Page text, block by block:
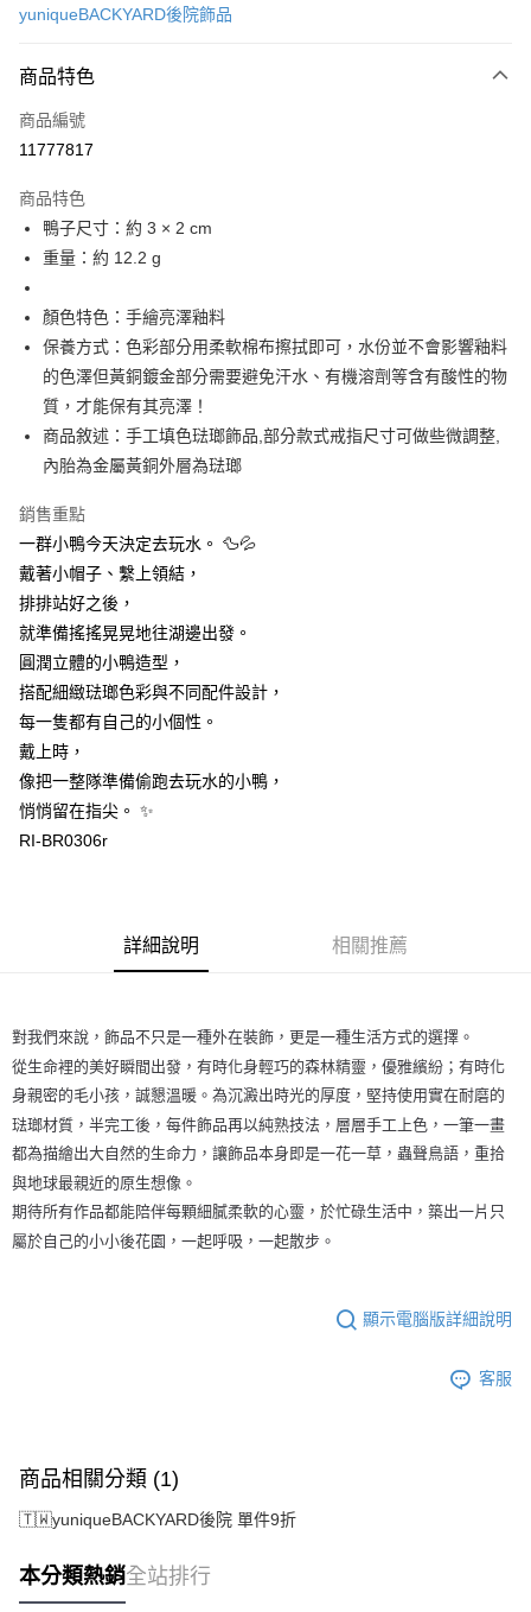
3 期 0 利率 每期
合作金庫商業銀行
上海商業儲蓄銀行
臺灣中小企業銀行
匯豐（台灣）商業銀行
聯邦商業銀行
玉山商業銀行
台灣樂天信用卡公司
合作金庫商業銀行
上海商業儲蓄銀行
國泰世華商業銀行
匯豐（台灣）商業銀行
元大商業銀行
玉山商業銀行
星展（台灣）商業銀行
台新國際商業銀行
中國信託商業銀行
LINE Pay
Apple Pay
悠遊付
Google Pay
全盈+PAY
ATM付款
運送方式
付款後全家取貨
付款後萊爾富取貨
每筆NT$60
每筆NT$60
宅配
每筆NT$60，滿NT$1,000(含以上)免運費
海外配送
yuniqueBACKYARD後院飾品
商品特色
商品編號
11777817
商品特色
鴨子尺寸：約 3 × 2 cm
重量：約 12.2 g
顏色特色：手繪亮澤釉料
保養方式：色彩部分用柔軟棉布擦拭即可，水份並不會影響釉料
的色澤但黃銅鍍金部分需要避免汗水、有機溶劑等含有酸性的物
質，才能保有其亮澤！
商品敘述：手工填色琺瑯飾品,部分款式戒指尺寸可做些微調整,
內胎為金屬黃銅外層為琺瑯
銷售重點
一群小鴨今天決定去玩水。 🦆💦
戴著小帽子、繫上領結，
排排站好之後，
就準備搖搖晃晃地往湖邊出發。
圓潤立體的小鴨造型，
搭配細緻琺瑯色彩與不同配件設計，
每一隻都有自己的小個性。
戴上時，
像把一整隊準備偷跑去玩水的小鴨，
悄悄留在指尖。 ✨
RI-BR0306r
詳細說明 相關推薦
對我們來說，飾品不只是一種外在裝飾，更是一種生活方式的選擇。
從生命裡的美好瞬間出發，有時化身輕巧的森林精靈，優雅繽紛；有時化
身親密的毛小孩，誠懇溫暖。為沉澱出時光的厚度，堅持使用實在耐磨的
琺瑯材質，半完工後，每件飾品再以純熟技法，層層手工上色，一筆一畫
都為描繪出大自然的生命力，讓飾品本身即是一花一草，蟲聲鳥語，重拾
與地球最親近的原生想像。
期待所有作品都能陪伴每顆細膩柔軟的心靈，於忙碌生活中，築出一片只
屬於自己的小小後花園，一起呼吸，一起散步。
顯示電腦版詳細說明
客服
商品相關分類 (1)
🇹🇼yuniqueBACKYARD後院 單件9折
本分類熱銷全站排行